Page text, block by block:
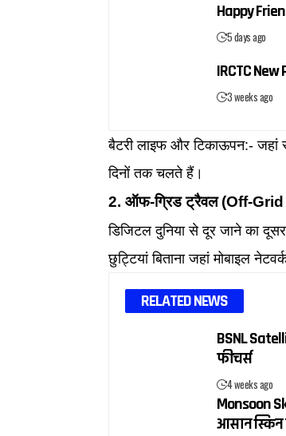
Happy
5 days ago
IRCTC
3 weeks ago
बैटरी लाइफ और टिकाऊपन:- जहां
दिनों तक चलते हैं।
2. ऑफ-ग्रिड ट्रैवल (Off-Grid
डिजिटल दुनिया से दूर जाने का
छुट्टियां बिताना जहां मोबाइल
RELATED NEWS
BSNL
फीचर्स
4 weeks ago
Monsoon
आसान स्किन